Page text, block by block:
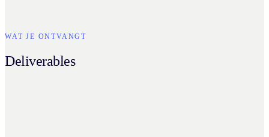
WAT JE ONTVANGT
Deliverables